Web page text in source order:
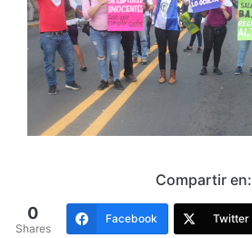
Compartir en:
0
Shares
Facebook Twitter